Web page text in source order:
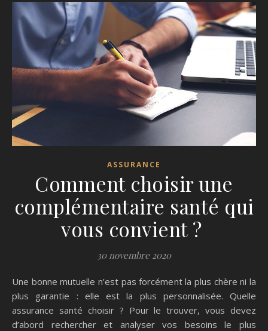
ASSURANCE
Comment choisir une
complémentaire santé qui
vous convient ?
30 novembre 2020
Une bonne mutuelle n’est pas forcément la plus chère ni la
plus garantie : elle est la plus personnalisée. Quelle
assurance santé choisir ? Pour le trouver, vous devez
d’abord rechercher et analyser vos besoins le plus